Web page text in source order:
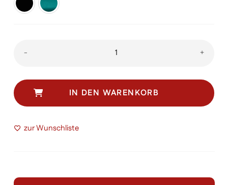
-
Tomaten
Kiwischäler
Menge
+
IN DEN WARENKORB
zur Wunschliste